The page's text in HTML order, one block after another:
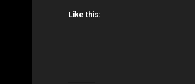
Like this: